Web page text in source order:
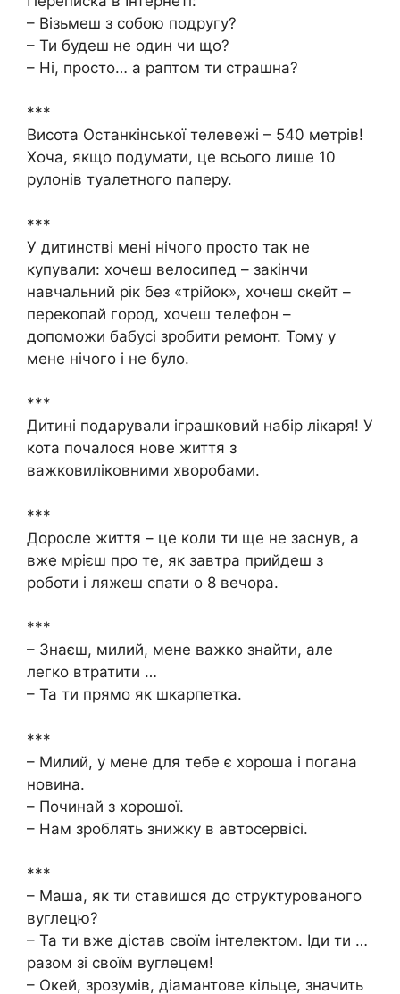
– Візьмеш з собою подругу?
– Ти будеш не один чи що?
– Ні, просто… а раптом ти страшна?
***
Висота Останкінської телевежі – 540 метрів!
Хоча, якщо подумати, це всього лише 10
рулонів туалетного паперу.
***
У дитинстві мені нічого просто так не
купували: хочеш велосипед – закінчи
навчальний рік без «трійок», хочеш скейт –
перекопай город, хочеш телефон –
допоможи бабусі зробити ремонт. Тому у
мене нічого і не було.
***
Дитині подарували іграшковий набір лікаря! У
кота почалося нове життя з
важковиліковними хворобами.
***
Доросле життя – це коли ти ще не заснув, а
вже мрієш про те, як завтра прийдеш з
роботи і ляжеш спати о 8 вечора.
***
– Знаєш, милий, мене важко знайти, але
легко втратити …
– Та ти прямо як шкарпетка.
***
– Милий, у мене для тебе є хороша і погана
новина.
– Починай з хорошої.
– Нам зроблять знижку в автосервісі.
***
– Маша, як ти ставишся до структурованого
вуглецю?
– Та ти вже дістав своїм інтелектом. Іди ти …
разом зі своїм вуглецем!
– Окей, зрозумів, діамантове кільце, значить